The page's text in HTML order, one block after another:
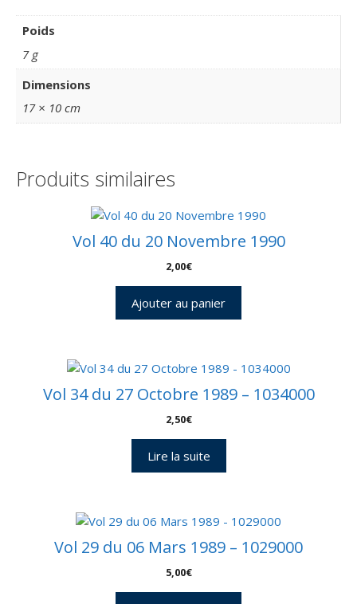
Poids
7 g
Dimensions
17 × 10 cm
Produits similaires
Vol 40 du 20 Novembre 1990
2,00€
Ajouter au panier
Vol 34 du 27 Octobre 1989 – 1034000
2,50€
Lire la suite
Vol 29 du 06 Mars 1989 – 1029000
5,00€